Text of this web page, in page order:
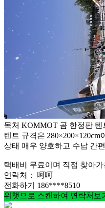
목처 KOMMOT 곰 한정판
텐트 규격은
상태 매우 양호하고 수납 간
택배비 무료이며 직접 찾아
연락처：
呵呵
전화하기
186****8510
위챗으로 스캔하여 연락처보